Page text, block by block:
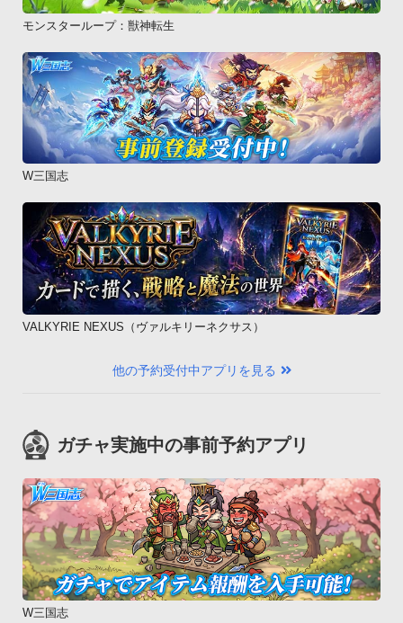
モンスターループ：獣神転生
W三国志
VALKYRIE NEXUS（ヴァルキリーネクサス）
他の予約受付中アプリを見る
ガチャ実施中の事前予約アプリ
W三国志